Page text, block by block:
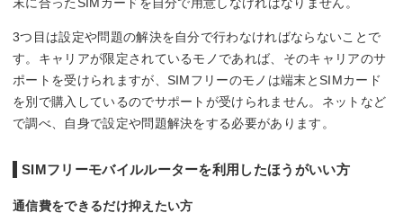
3つ目は設定や問題の解決を自分で行わなければならないことで
す。キャリアが限定されているモノであれば、そのキャリアのサ
ポートを受けられますが、SIMフリーのモノは端末とSIMカード
を別で購入しているのでサポートが受けられません。ネットなど
で調べ、自身で設定や問題解決をする必要があります。
SIMフリーモバイルルーターを利用したほうがいい方
通信費をできるだけ抑えたい方